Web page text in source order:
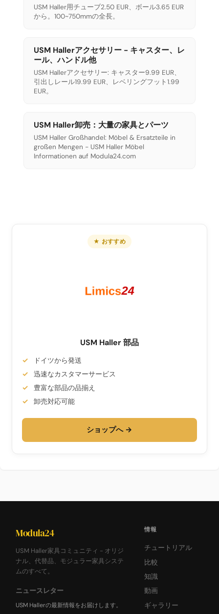
USM Haller用チューブ2.50 EUR、ボール3.65 EUR
から。100~750mmの全長。
USM Hallerアクセサリー - キャスター、レ
ール、ハンドル他
USM Hallerアクセサリー: キャスター9.99 EUR、
引出しレール19.99 EUR、レベリングフット1.99
EUR。
USM Haller卸売：大量の家具とパーツ
USM Haller Großhandel: Möbel & Ersatzteile in
großen Mengen - USM Haller Möbel
Informationen auf Modula24.com
★ おすすめ
USM Haller 部品
ドイツから発送
迅速なカスタマーサービス
豊富な部品の品揃え
卸売対応可能
ショップへ →
Modula24
USM Haller家具コミュニティ - オリジ
ナル、代替品、モジュラー家具システ
ムのすべて。
ニュースレター
USM Hallerの最新情報をお届けします。
情報
チュートリアル
比較
知識
動画
ギャラリー